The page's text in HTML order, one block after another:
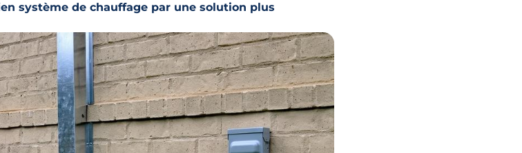
système de chauffage par une solution plus